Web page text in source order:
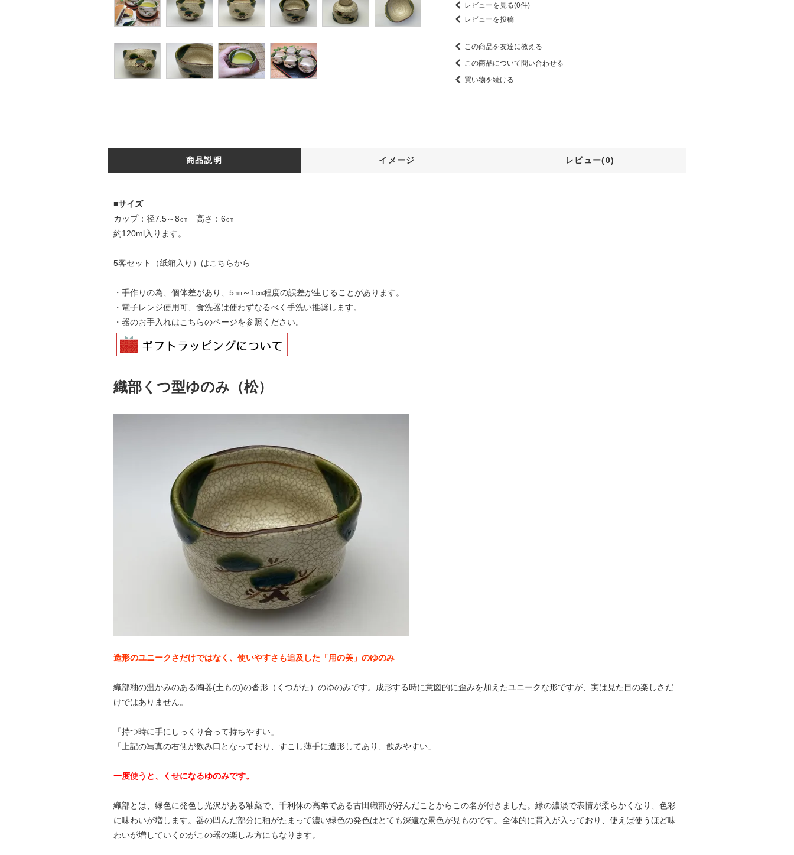
レビューを見る(0件)
レビューを投稿
この商品を友達に教える
この商品について問い合わせる
買い物を続ける
商品説明 イメージ レビュー(0)
■サイズ
カップ：径7.5～8㎝ 高さ：6㎝
約120ml入ります。
5客セット（紙箱入り）はこちらから
・手作りの為、個体差があり、5㎜～1㎝程度の誤差が生じることがあります。
・電子レンジ使用可、食洗器は使わずなるべく手洗い推奨します。
・器のお手入れはこちらのページを参照ください。
織部くつ型ゆのみ（松）
造形のユニークさだけではなく、使いやすさも追及した「用の美」のゆのみ
織部釉の温かみのある陶器(土もの)の沓形（くつがた）のゆのみです。成形する時に意図的に歪みを加えたユニークな形ですが、実は見た目の楽しさだ
けではありません。
「持つ時に手にしっくり合って持ちやすい」
「上記の写真の右側が飲み口となっており、すこし薄手に造形してあり、飲みやすい」
一度使うと、くせになるゆのみです。
織部とは、緑色に発色し光沢がある釉薬で、千利休の高弟である古田織部が好んだことからこの名が付きました。緑の濃淡で表情が柔らかくなり、色彩
に味わいが増します。器の凹んだ部分に釉がたまって濃い緑色の発色はとても深遠な景色が見ものです。全体的に貫入が入っており、使えば使うほど味
わいが増していくのがこの器の楽しみ方にもなります。